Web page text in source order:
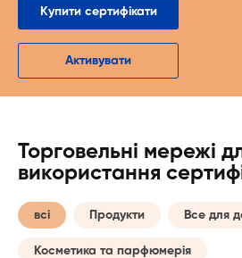
Купити сертифікати
Активувати
Торговельні мережі
використання
всі Продукти Все для
Косметика та парфюмерія